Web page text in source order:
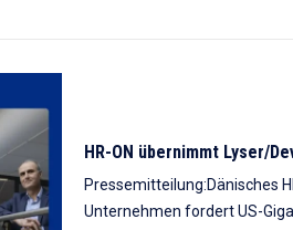
HR-ON übernimmt Lyser/
Pressemitteilung:Dänisches
Unternehmen fordert US-